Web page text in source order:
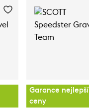
Garance nejlepší
ceny